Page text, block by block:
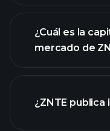
¿Cuál es la
mercado de
nuestra lista de
¿ZNTE